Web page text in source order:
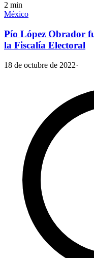
2 min
México
Pío López Obrador
la Fiscalía Electoral
18 de octubre de 2022·